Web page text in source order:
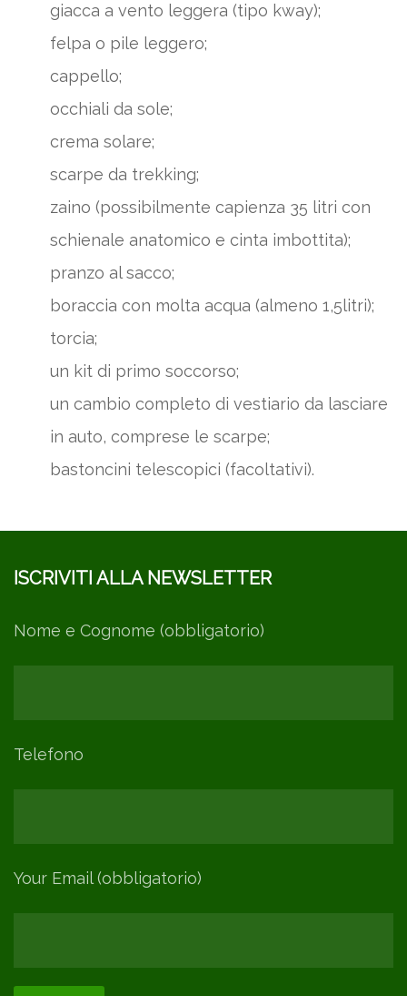
giacca a vento leggera (tipo kway);
felpa o pile leggero;
cappello;
occhiali da sole;
crema solare;
scarpe da trekking;
zaino (possibilmente capienza 35 litri con
schienale anatomico e cinta imbottita);
pranzo al sacco;
boraccia con molta acqua (almeno 1,5litri);
torcia;
un kit di primo soccorso;
un cambio completo di vestiario da lasciare
in auto, comprese le scarpe;
bastoncini telescopici (facoltativi).
ISCRIVITI ALLA NEWSLETTER
Nome e Cognome (obbligatorio)
Telefono
Your Email (obbligatorio)